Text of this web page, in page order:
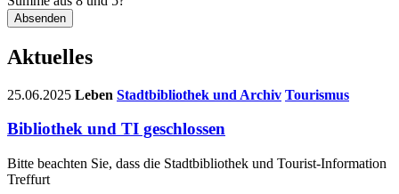
Absenden
Aktuelles
25.06.2025 Leben Stadtbibliothek und Archiv Tourismus
Bibliothek und TI geschlossen
Bitte beachten Sie, dass die Stadtbibliothek und Tourist-Information
Treffurt